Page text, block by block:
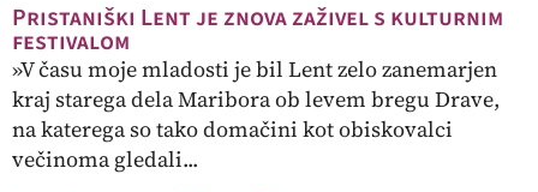
Pristaniški Lent je znova zaživel s kulturnim
festivalom
»V času moje mladosti je bil Lent zelo zanemarjen
kraj starega dela Maribora ob levem bregu Drave,
na katerega so tako domačini kot obiskovalci
večinoma gledali...